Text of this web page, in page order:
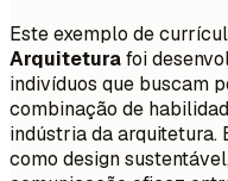
Este exemplo de
Arquiteturafoi
indivíduos que buscam
combinação de
indústria da
como design